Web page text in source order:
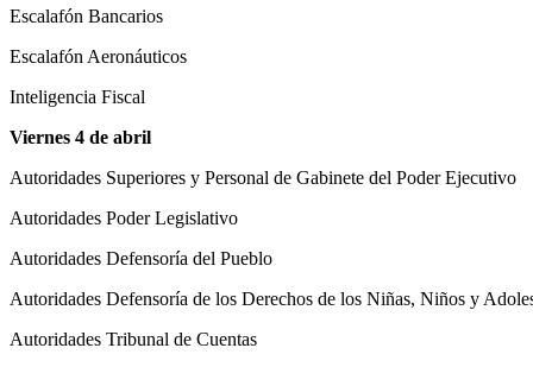
Escalafón Bancarios
Escalafón Aeronáuticos
Inteligencia Fiscal
Viernes 4 de abril
Autoridades Superiores y Personal de Gabinete del Poder Ejecutivo
Autoridades Poder Legislativo
Autoridades Defensoría del Pueblo
Autoridades Defensoría de los Derechos de los Niñas, Niños y
Autoridades Tribunal de Cuentas